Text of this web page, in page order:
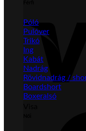
Póló
Pulóver
Trikó
Ing
Kabát
Nadrág
Rövidnadrág /
Boardshort
Boxeralsó